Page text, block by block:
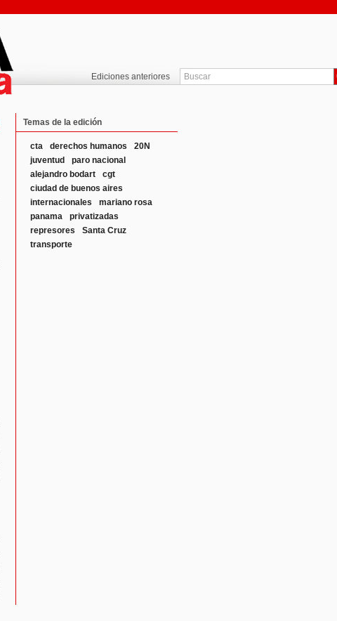
Ediciones anteriores
Temas de la edición
cta derechos humanos
20N
juventud
paro nacional
alejandro bodart
cgt
ciudad de buenos aires
internacionales
mariano rosa
panama
privatizadas
represores
Santa Cruz
transporte